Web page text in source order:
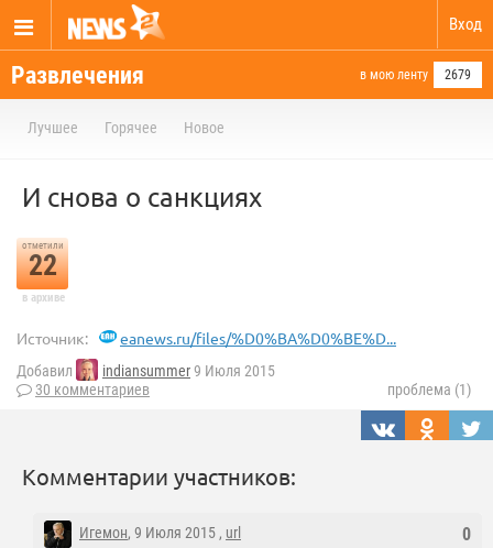
Вход
Развлечения в мою ленту 2679
Лучшее Горячее Новое
И снова о санкциях
отметили
22
в архиве
Источник: eanews.ru/files/%D0%BA%D0%BE%D...
Добавил indiansummer9 Июля 2015
30 комментариев
проблема (1)
Комментарии участников:
0
Игемон, 9 Июля 2015 , url